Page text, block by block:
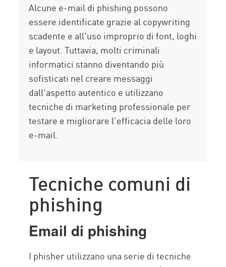
Alcune e-mail di phishing possono
essere identificate grazie al copywriting
scadente e all'uso improprio di font, loghi
e layout. Tuttavia, molti criminali
informatici stanno diventando più
sofisticati nel creare messaggi
dall'aspetto autentico e utilizzano
tecniche di marketing professionale per
testare e migliorare l'efficacia delle loro
e-mail.
Tecniche comuni di
phishing
Email di phishing
I phisher utilizzano una serie di tecniche